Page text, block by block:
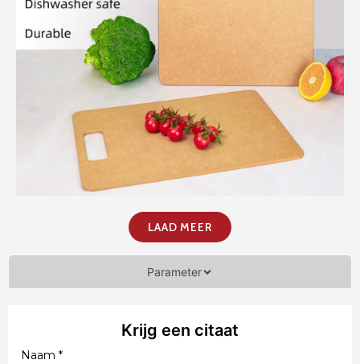
Parameter
LAAD MEER
Krijg een citaat
Naam *